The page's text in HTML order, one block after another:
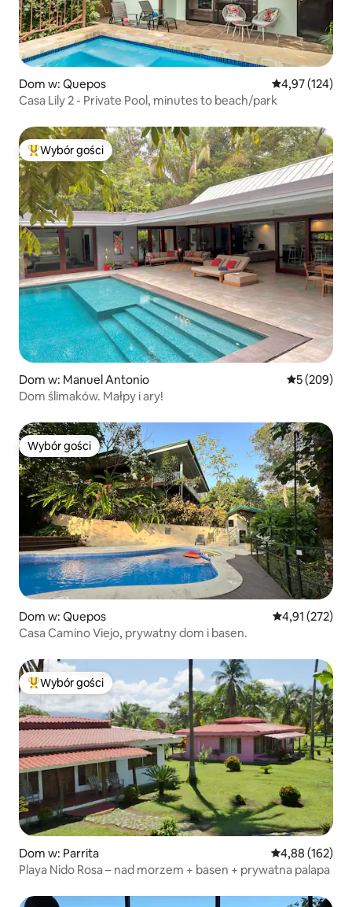
Dom w: Quepos Średnia
4,97 (124)
Casa Lily 2 - Private Pool, minutes to beach/park
Najpopularniejsze z kategorii Wybór gości
Wybór gości
Dom w: Manuel Antonio Średnia
5 (209)
Dom ślimaków. Małpy i ary!
Wybór gości
Wybór gości
Dom w: Quepos Średnia
4,91 (272)
Casa Camino Viejo, prywatny dom i basen.
Najpopularniejsze z kategorii Wybór gości
Wybór gości
Dom w: Parrita Średnia
4,88 (162)
Playa Nido Rosa – nad morzem + basen + prywatna palapa